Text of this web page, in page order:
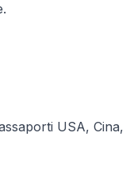
USA, Cina,